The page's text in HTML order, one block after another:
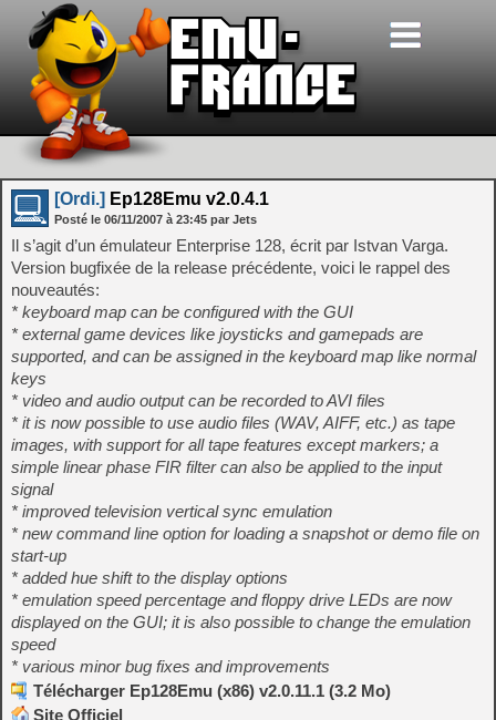
[Ordi.] Ep128Emu v2.0.4.1
Posté le 06/11/2007 à 23:45 par Jets
Il s’agit d’un émulateur Enterprise 128, écrit par Istvan Varga.
Version bugfixée de la release précédente, voici le rappel des
nouveautés:
* keyboard map can be configured with the GUI
* external game devices like joysticks and gamepads are
supported, and can be assigned in the keyboard map like normal
keys
* video and audio output can be recorded to AVI files
* it is now possible to use audio files (WAV, AIFF, etc.) as tape
images, with support for all tape features except markers; a
simple linear phase FIR filter can also be applied to the input
signal
* improved television vertical sync emulation
* new command line option for loading a snapshot or demo file on
start-up
* added hue shift to the display options
* emulation speed percentage and floppy drive LEDs are now
displayed on the GUI; it is also possible to change the emulation
speed
* various minor bug fixes and improvements
Télécharger Ep128Emu (x86) v2.0.11.1 (3.2 Mo)
Site Officiel